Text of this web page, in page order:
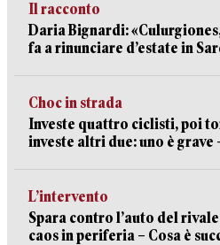
Il racconto
Daria Bignardi:
fa a rinunciare d’estate in
Choc in strada
Investe quattro ciclisti, poi
investe altri due: uno è grave
L’intervento
Spara contro l’auto del
caos in periferia – Cosa è